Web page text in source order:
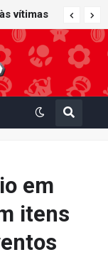
vítimas
em
itens